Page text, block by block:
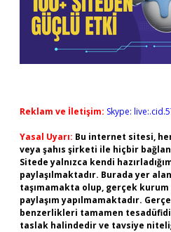
Reklam ve İletişim: Skype:
Yasal Uyarı: Bu internet sitesi,
veya şahıs şirketi ile hiçbir
Sitede yalnızca kendi
paylaşılmaktadır. Burada yer
taşımamakta olup, gerçek
paylaşım yapılmamaktadır.
benzerlikleri tamamen
taslak halindedir ve tavsiye